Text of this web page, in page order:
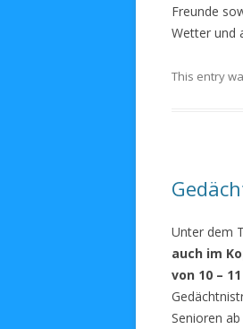
Freunde
Wetter und
This entry
Unter dem
auch im
von 10 –
Senioren